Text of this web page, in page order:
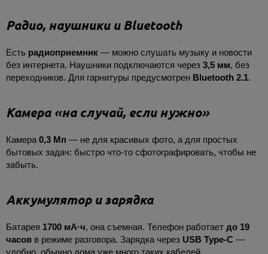
Радио, наушники и Bluetooth
Есть радиоприемник — можно слушать музыку и новости
без интернета. Наушники подключаются через 3,5 мм, без
переходников. Для гарнитуры предусмотрен Bluetooth 2.1.
Камера «на случай, если нужно»
Камера 0,3 Мп — не для красивых фото, а для простых
бытовых задач: быстро что-то сфотографировать, чтобы не
забыть.
Аккумулятор и зарядка
Батарея 1700 мА·ч, она съемная. Телефон работает до 19
часов в режиме разговора. Зарядка через USB Type-C —
удобно, обычно дома уже много таких кабелей.